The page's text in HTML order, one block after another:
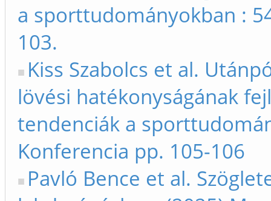
a sporttudományokban :
103.
Kiss Szabolcs et al.
lövési hatékonyságának
tendenciák a
Konferencia pp. 105-106
Pavló Bence et al.